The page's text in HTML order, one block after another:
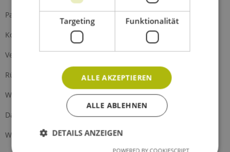
Partnerprogramm
Kontakt
Versand und Zahlung
Rückgabe
Widerrufsrecht
Datenschutz
Widerrufsformular
Targeting Funktionalität
ALLE AKZEPTIEREN
ALLE ABLEHNEN
DETAILS ANZEIGEN
POWERED BY COOKIESCRIPT